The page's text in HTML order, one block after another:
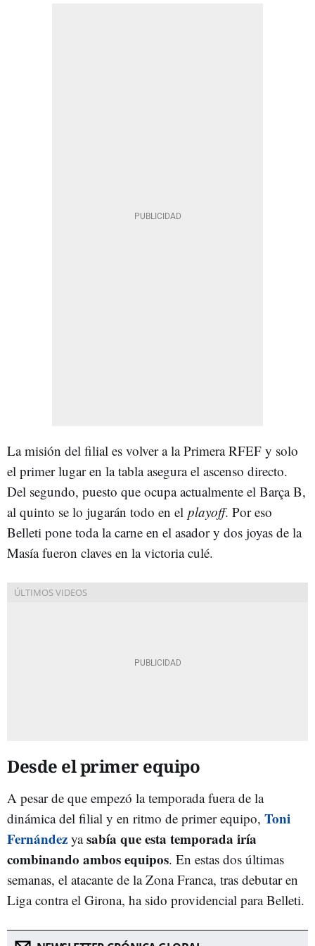
La misión del filial es volver a la Primera RFEF y solo
el primer lugar en la tabla asegura el ascenso directo.
Del segundo, puesto que ocupa actualmente el Barça B,
al quinto se lo jugarán todo en el playoff. Por eso
Belleti pone toda la carne en el asador y dos joyas de la
Masía fueron claves en la victoria culé.
Desde el primer equipo
A pesar de que empezó la temporada fuera de la
dinámica del filial y en ritmo de primer equipo, Toni
Fernández yasabía que esta temporada iría
combinando ambos equipos. En estas dos últimas
semanas, el atacante de la Zona Franca, tras debutar en
Liga contra el Girona, ha sido providencial para Belleti.